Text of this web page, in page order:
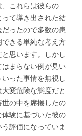
これらは彼らの
って導き出された結
ったので多数の患
きる単純な考え方
思います。しかし
まらない例が見い
った事情を無視し
変危険な態度だと
の中を席捲したの
験に基づいた彼の
評価になっていま